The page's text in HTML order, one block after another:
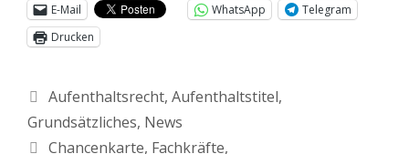
E-Mail
WhatsApp
Telegram
Drucken
Aufenthaltsrecht, Aufenthaltstitel,
Grundsätzliches, News
Chancenkarte, Fachkräfte,